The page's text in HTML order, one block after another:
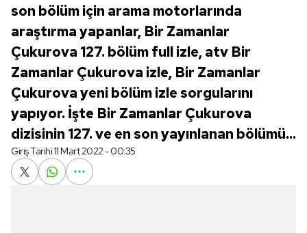
son bölüm için arama motorlarında
araştırma yapanlar, Bir Zamanlar
Çukurova 127. bölüm full izle, atv Bir
Zamanlar Çukurova izle, Bir Zamanlar
Çukurova yeni bölüm izle sorgularını
yapıyor. İşte Bir Zamanlar Çukurova
dizisinin 127. ve en son yayınlanan bölümü...
Giriş Tarihi:11 Mart 2022 - 00:35